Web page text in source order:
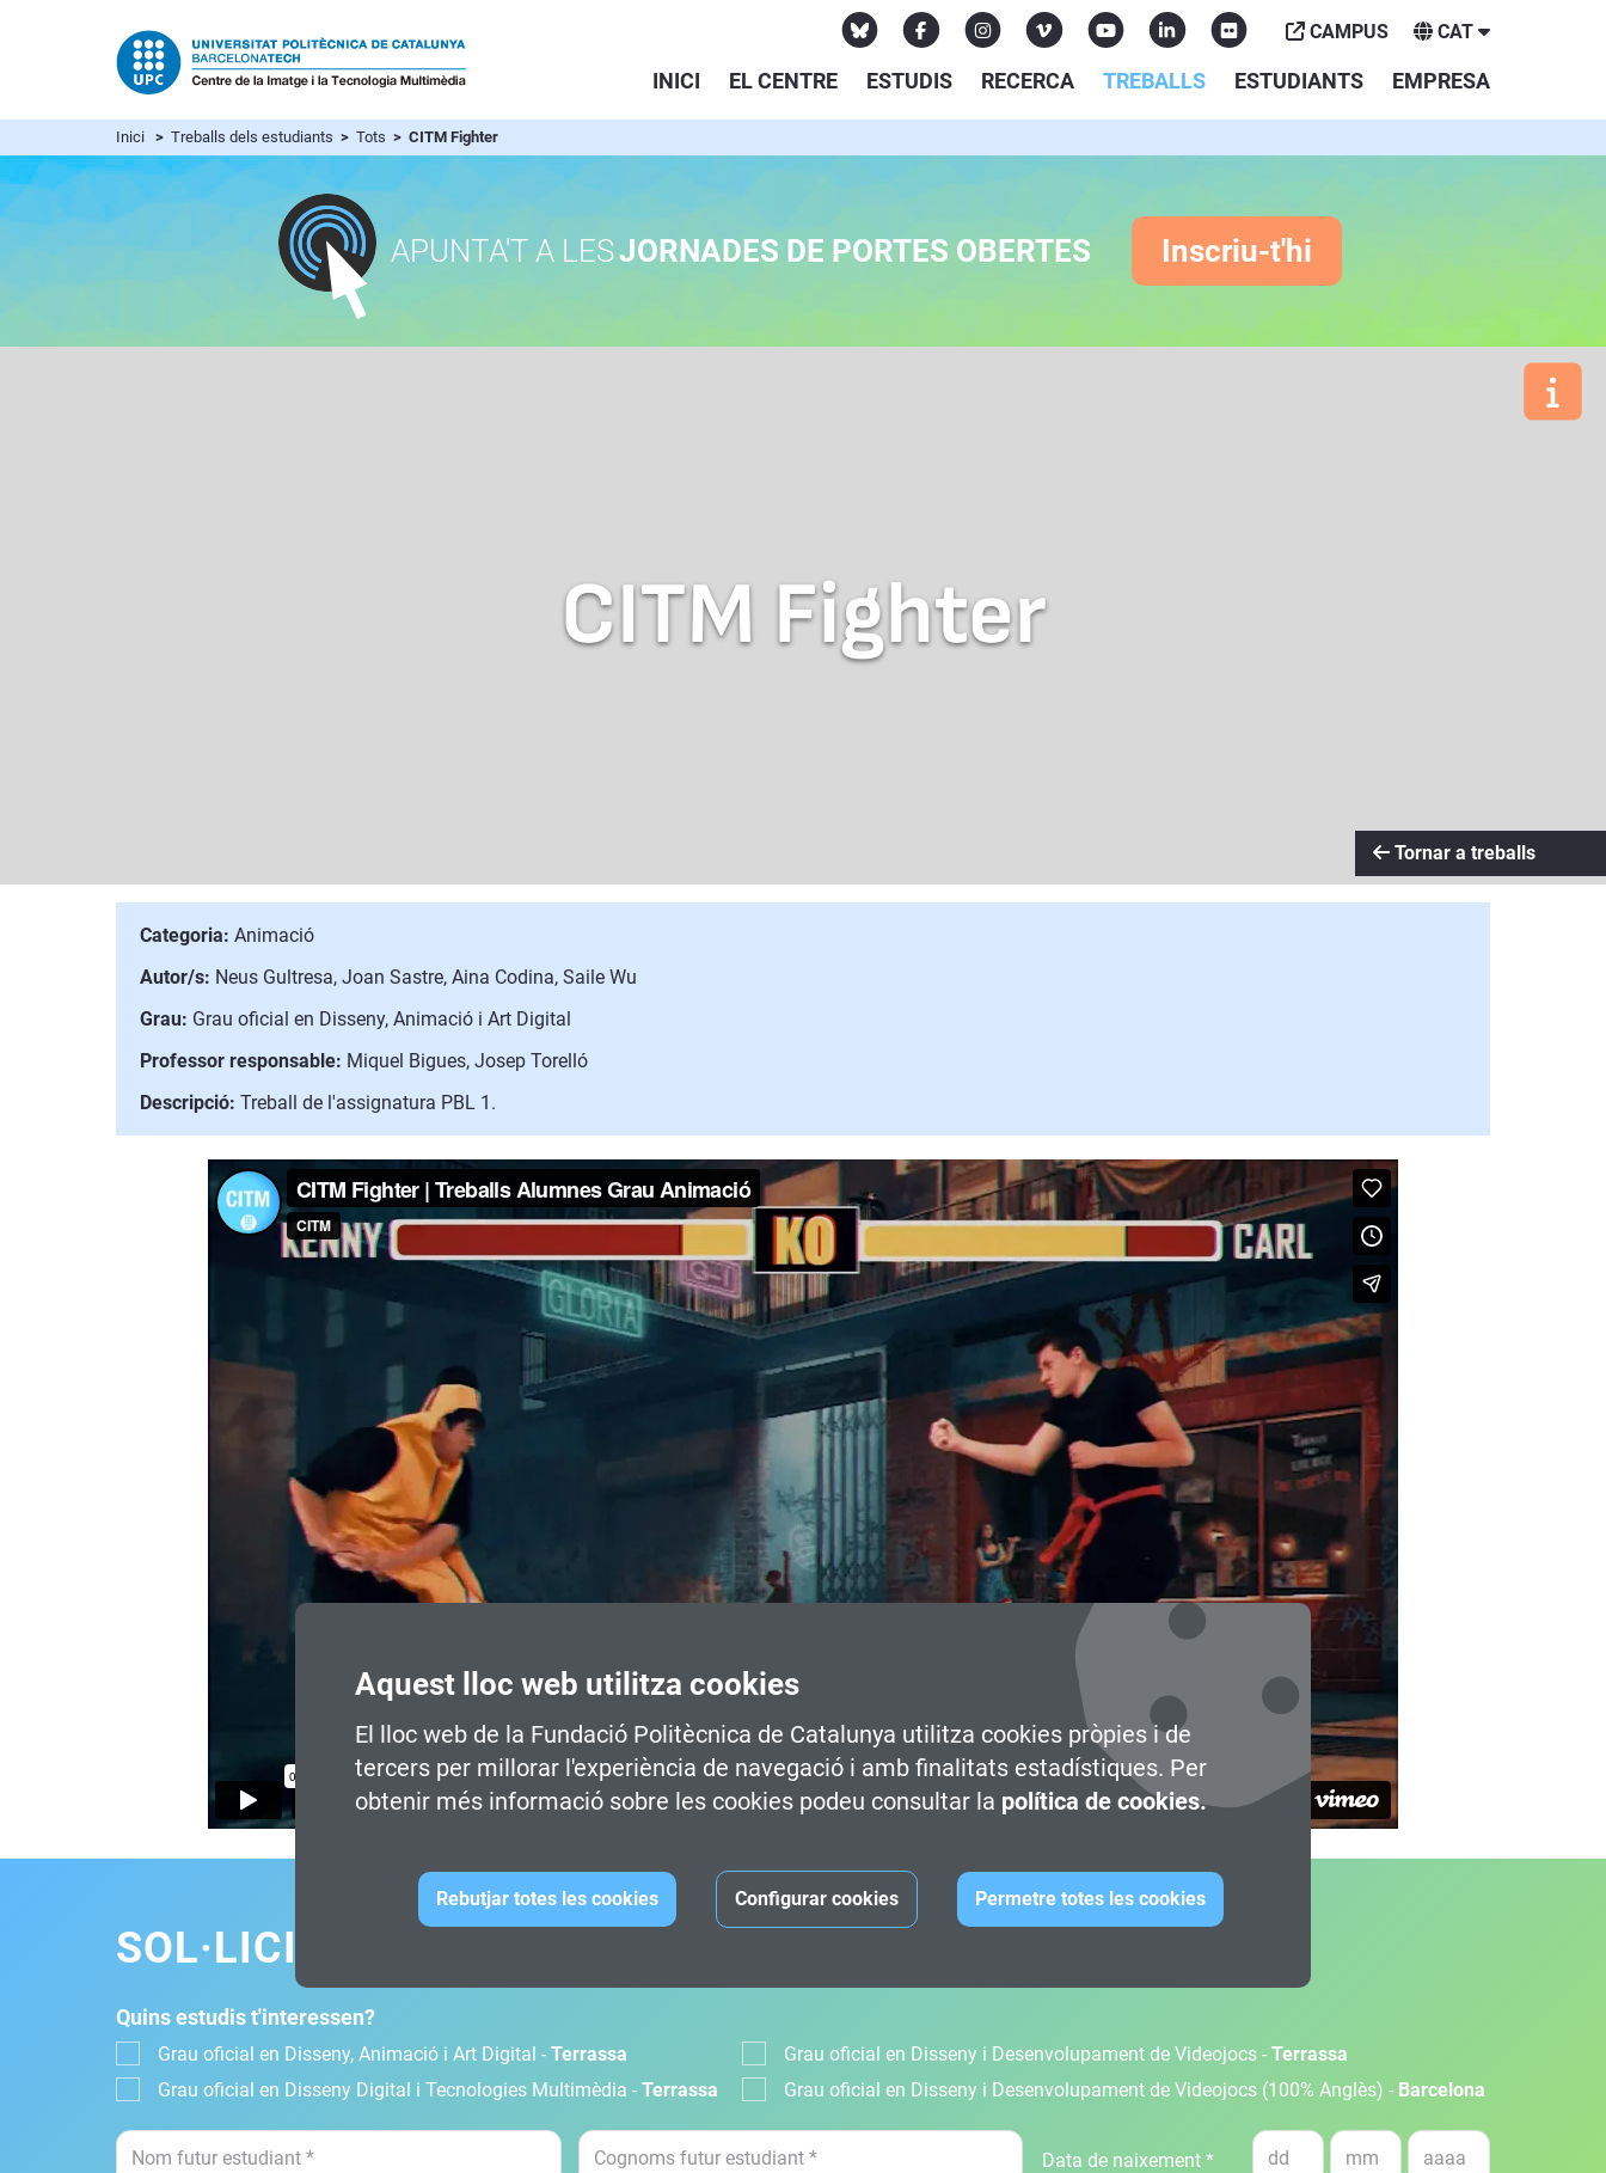
Aquest lloc web utilitza cookies
El lloc web de la Fundació Politècnica de Catalunya utilitza cookies pròpies i de
tercers per millorar l'experiència de navegació i amb finalitats estadístiques. Per
obtenir més informació sobre les cookies podeu consultar la política de cookies.
Rebutjar totes les cookies Configurar cookies Permetre totes les cookies
INICI EL CENTRE ESTUDIS RECERCA TREBALLS ESTUDIANTS EMPRESA
CAMPUS CAT
Inici > Treballs dels estudiants > Tots > CITM Fighter
APUNTA'T A LESJORNADES DE PORTES OBERTES Inscriu-t'hi
CITM Fighter
Tornar a treballs
Categoria: Animació
Autor/s: Neus Gultresa, Joan Sastre, Aina Codina, Saile Wu
Grau: Grau oficial en Disseny, Animació i Art Digital
Professor responsable: Miquel Bigues, Josep Torelló
Descripció: Treball de l'assignatura PBL 1.
SOL·LICITA INFORMACIÓ
Quins estudis t'interessen?
Grau oficial en Disseny, Animació i Art Digital - Terrassa
Grau oficial en Disseny Digital i Tecnologies Multimèdia - Terrassa
Grau oficial en Disseny i Desenvolupament de Videojocs - Terrassa
Grau oficial en Disseny i Desenvolupament de Videojocs (100% Anglès) - Barcelona
Data de naixement *